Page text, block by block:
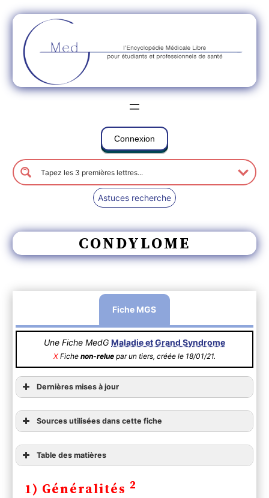
Connexion
Astuces recherche
CONDYLOME
Fiche MGS
Une Fiche MedG Maladie et Grand Syndrome
X Fiche non-relue par un tiers, créée le 18/01/21.
Dernières mises à jour
Sources utilisées dans cette fiche
Table des matières
2) Diagnostic
1) Généralités 2